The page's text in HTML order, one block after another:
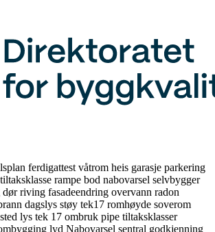
ferdigattest våtrom heis garasje parkering
tiltaksklasse rampe bod nabovarsel selvbygger
dørriving fasadeendring overvann radon
dagslys støy tek17 romhøyde soverom
lys tek 17 ombruk pipe tiltaksklasser
lyd Nabovarsel sentral godkjenning